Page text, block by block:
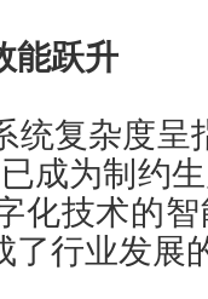
能跃升
复杂度呈
成为制约
化技术的
了行业发展